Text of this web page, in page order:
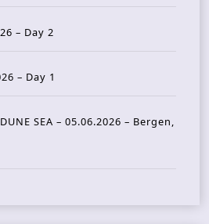
– Day 2
– Day 1
SEA – 05.06.2026 – Bergen,